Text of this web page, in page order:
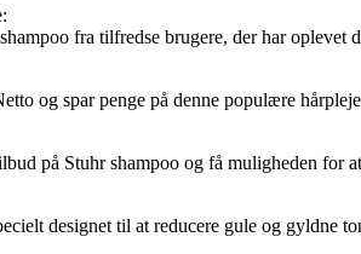
fra tilfredse brugere, der har
og spar penge på denne populære
på Stuhr shampoo og få muligheden for
designet til at reducere gule og gyldne